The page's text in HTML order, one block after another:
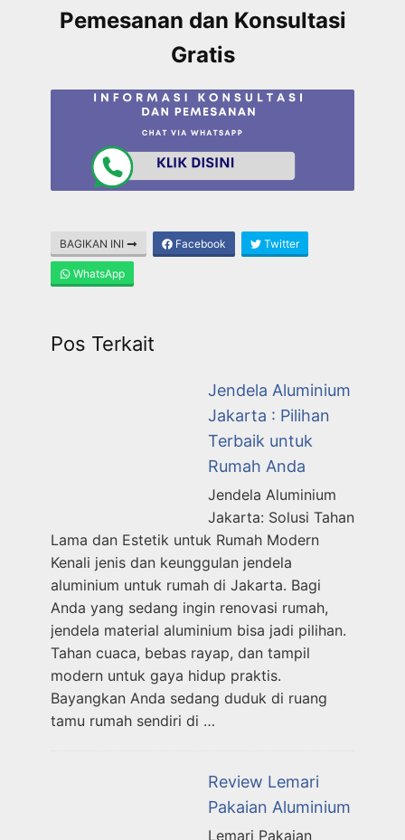
Pemesanan dan Konsultasi
Gratis
BAGIKAN INI Facebook Twitter
WhatsApp
Pos Terkait
Jendela Aluminium
Jakarta : Pilihan
Terbaik untuk
Rumah Anda
Jendela Aluminium
Jakarta: Solusi Tahan
Lama dan Estetik untuk Rumah Modern
Kenali jenis dan keunggulan jendela
aluminium untuk rumah di Jakarta. Bagi
Anda yang sedang ingin renovasi rumah,
jendela material aluminium bisa jadi pilihan.
Tahan cuaca, bebas rayap, dan tampil
modern untuk gaya hidup praktis.
Bayangkan Anda sedang duduk di ruang
tamu rumah sendiri di …
Review Lemari
Pakaian Aluminium
Lemari Pakaian